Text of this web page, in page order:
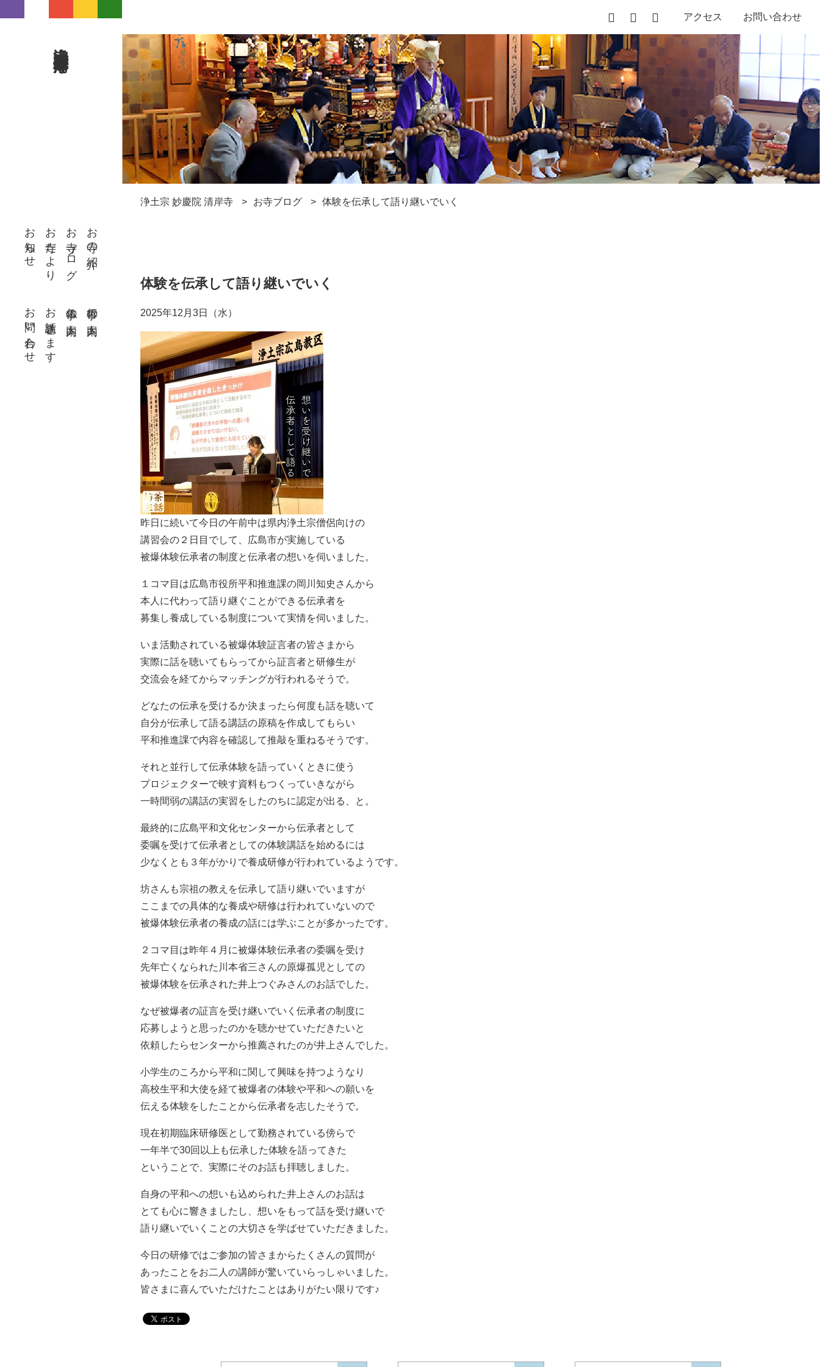
お寺の紹介
お寺ブログ
お寺だより
お知らせ
行事の案内
仏事の案内
お話聴きます
お問い合わせ
アクセス お問い合わせ
浄土宗 妙慶院 清岸寺 お寺ブログ 体験を伝承して語り継いでいく
体験を伝承して語り継いでいく
2025年12月3日（水）
昨日に続いて今日の午前中は県内浄土宗僧侶向けの
講習会の２日目でして、広島市が実施している
被爆体験伝承者の制度と伝承者の想いを伺いました。
１コマ目は広島市役所平和推進課の岡川知史さんから
本人に代わって語り継ぐことができる伝承者を
募集し養成している制度について実情を伺いました。
いま活動されている被爆体験証言者の皆さまから
実際に話を聴いてもらってから証言者と研修生が
交流会を経てからマッチングが行われるそうで。
どなたの伝承を受けるか決まったら何度も話を聴いて
自分が伝承して語る講話の原稿を作成してもらい
平和推進課で内容を確認して推敲を重ねるそうです。
それと並行して伝承体験を語っていくときに使う
プロジェクターで映す資料もつくっていきながら
一時間弱の講話の実習をしたのちに認定が出る、と。
最終的に広島平和文化センターから伝承者として
委嘱を受けて伝承者としての体験講話を始めるには
少なくとも３年がかりで養成研修が行われているようです。
坊さんも宗祖の教えを伝承して語り継いでいますが
ここまでの具体的な養成や研修は行われていないので
被爆体験伝承者の養成の話には学ぶことが多かったです。
２コマ目は昨年４月に被爆体験伝承者の委嘱を受け
先年亡くなられた川本省三さんの原爆孤児としての
被爆体験を伝承された井上つぐみさんのお話でした。
なぜ被爆者の証言を受け継いでいく伝承者の制度に
応募しようと思ったのかを聴かせていただきたいと
依頼したらセンターから推薦されたのが井上さんでした。
小学生のころから平和に関して興味を持つようなり
高校生平和大使を経て被爆者の体験や平和への願いを
伝える体験をしたことから伝承者を志したそうで。
現在初期臨床研修医として勤務されている傍らで
一年半で30回以上も伝承した体験を語ってきた
ということで、実際にそのお話も拝聴しました。
自身の平和への想いも込められた井上さんのお話は
とても心に響きましたし、想いをもって話を受け継いで
語り継いでいくことの大切さを学ばせていただきました。
今日の研修ではご参加の皆さまからたくさんの質問が
あったことをお二人の講師が驚いていらっしゃいました。
皆さまに喜んでいただけたことはありがたい限りです♪